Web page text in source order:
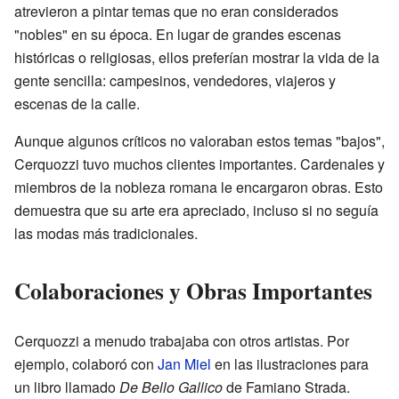
atrevieron a pintar temas que no eran considerados
"nobles" en su época. En lugar de grandes escenas
históricas o religiosas, ellos preferían mostrar la vida de la
gente sencilla: campesinos, vendedores, viajeros y
escenas de la calle.
Aunque algunos críticos no valoraban estos temas "bajos",
Cerquozzi tuvo muchos clientes importantes. Cardenales y
miembros de la nobleza romana le encargaron obras. Esto
demuestra que su arte era apreciado, incluso si no seguía
las modas más tradicionales.
Colaboraciones y Obras Importantes
Cerquozzi a menudo trabajaba con otros artistas. Por
ejemplo, colaboró con Jan Miel en las ilustraciones para
un libro llamadoDe Bello Gallicode Famiano Strada.